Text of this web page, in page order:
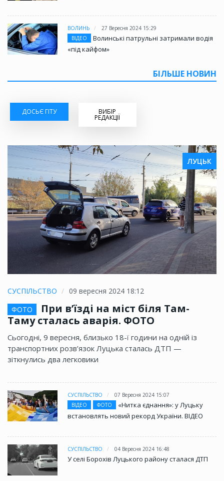
ВОЛИНЬ
27 Вересня 2024 15:29
ВІДЕО
Волинські патрульні затримали водія
«під кайфом»
БІЛЬШЕ НОВИН
ДОСЬЄ ГІТУ ВИБІР
РЕДАКЦІЇ
ЛУЦЬК
СУСПІЛЬСТВО
09 вересня 2024 18:12
ФОТО
При в’їзді на міст біля Там-
Таму сталась аварія. ФОТО
Сьогодні, 9 вересня, близько 18-ї години на одній із
транспортних розв’язок Луцька сталась ДТП —
зіткнулись два легковики
СУСПІЛЬСТВО
07 Вересня 2024 15:07
ВІДЕО
ФОТО
«Нитка єднання»: у Луцьку
встановлять новий рекорд України. ВІДЕО
СУСПІЛЬСТВО 04 Вересня 2024 16:48
У селі Борохів Луцького району сталася ДТП